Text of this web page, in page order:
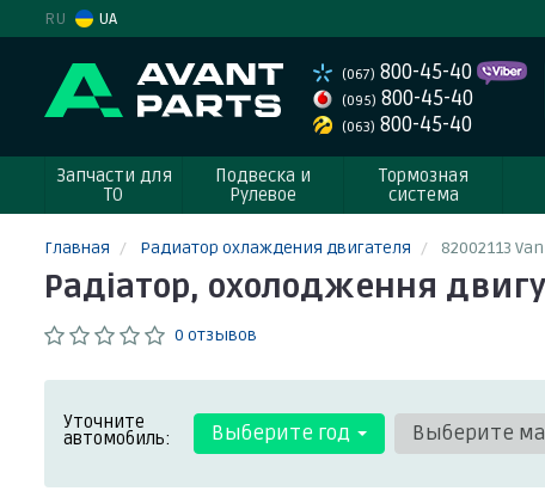
RU UA
(067) 800-45-40
(095) 800-45-40
(063) 800-45-40
Запчасти для
ТО
Подвеска и
Рулевое
Тормозная
система
Главная Радиатор охлаждения двигателя 82002113
Радіатор, охолодження
0 отзывов
Уточните
автомобиль: Выберите год Выберите